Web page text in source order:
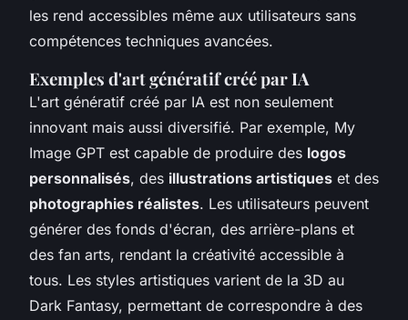
les rend accessibles même aux utilisateurs sans
compétences techniques avancées.
Exemples d'art génératif créé par IA
L'art génératif créé par IA est non seulement
innovant mais aussi diversifié. Par exemple, My
Image GPT est capable de produire des logos
personnalisés, des illustrations artistiques et des
photographies réalistes. Les utilisateurs peuvent
générer des fonds d'écran, des arrière-plans et
des fan arts, rendant la créativité accessible à
tous. Les styles artistiques varient de la 3D au
Dark Fantasy, permettant de correspondre à des